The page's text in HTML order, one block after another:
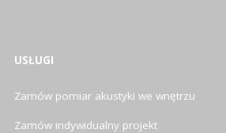
USŁUGI
Zamów pomiar akustyki we wnętrzu
Zamów indywidualny projekt